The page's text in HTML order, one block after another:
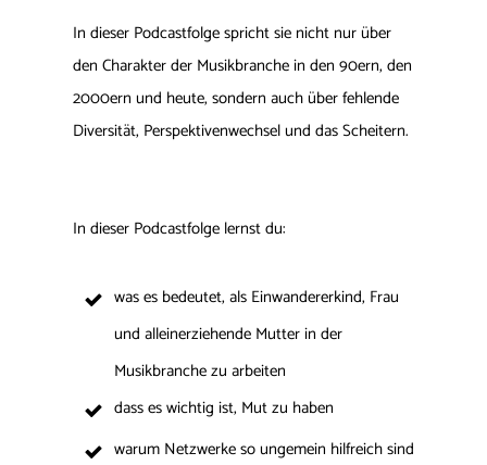
In dieser Podcastfolge spricht sie nicht nur über
den Charakter der Musikbranche in den 90ern, den
2000ern und heute, sondern auch über fehlende
Diversität, Perspektivenwechsel und das Scheitern.
In dieser Podcastfolge lernst du:
was es bedeutet, als Einwandererkind, Frau
und alleinerziehende Mutter in der
Musikbranche zu arbeiten
dass es wichtig ist, Mut zu haben
warum Netzwerke so ungemein hilfreich sind